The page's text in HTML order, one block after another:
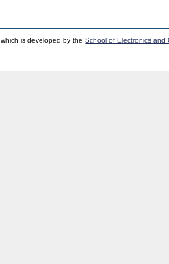
which is developed by theSchool of Electronics and